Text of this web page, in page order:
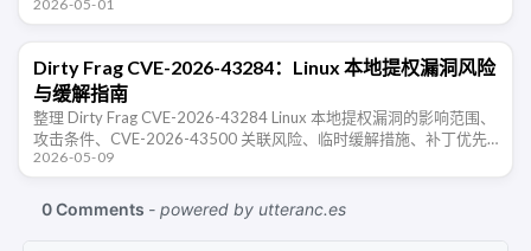
2026-05-01
Dirty Frag CVE-2026-43284：Linux 本地提权漏洞风险
与缓解指南
整理 Dirty Frag CVE-2026-43284 Linux 本地提权漏洞的影响范围、
攻击条件、CVE-2026-43500 关联风险、临时缓解措施、补丁优先
级和入侵后检查建议。
2026-05-09